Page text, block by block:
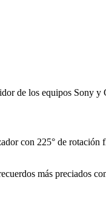
de los equipos Sony y
con 225° de
más preciados